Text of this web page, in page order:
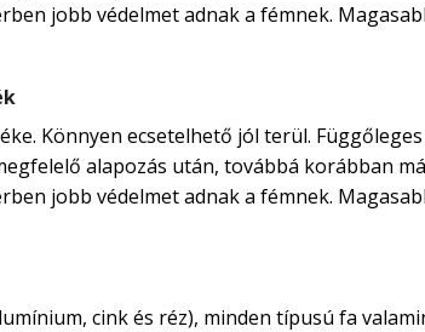
jobb védelmet adnak a fémnek.
Könnyen ecsetelhető jól terül.
alapozás után, továbbá korábban
jobb védelmet adnak a fémnek.
cink és réz), minden típusú fa